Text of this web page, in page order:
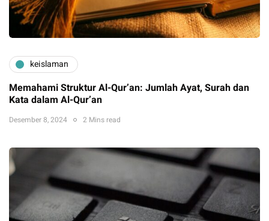
keislaman
Memahami Struktur Al-Qur’an: Jumlah Ayat, Surah dan
Kata dalam Al-Qur’an
Desember 8, 2024 2 Mins read